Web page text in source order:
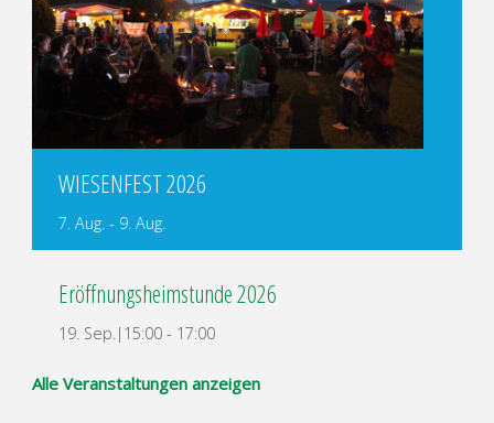
WIESENFEST 2026
7. Aug.- 9. Aug.
Eröffnungsheimstunde 2026
19. Sep.|15:00- 17:00
Alle Veranstaltungen anzeigen